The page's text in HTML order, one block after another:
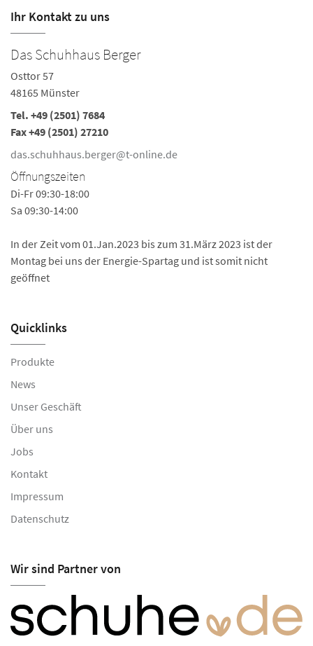
Ihr Kontakt zu uns
Das Schuhhaus Berger
Osttor 57
48165 Münster
Tel. +49 (2501) 7684
Fax +49 (2501) 27210
das.schuhhaus.berger@t-online.de
Öffnungszeiten
Di-Fr 09:30-18:00
Sa 09:30-14:00
In der Zeit vom 01.Jan.2023 bis zum 31.März 2023 ist der
Montag bei uns der Energie-Spartag und ist somit nicht
geöffnet
Quicklinks
Produkte
News
Unser Geschäft
Über uns
Jobs
Kontakt
Impressum
Datenschutz
Wir sind Partner von